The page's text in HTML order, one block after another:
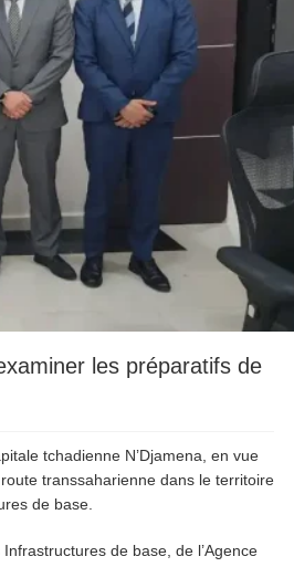
les préparatifs de
tchadienne N’Djamena, en vue
transsaharienne dans le territoire
de base.
de base, de l’Agence